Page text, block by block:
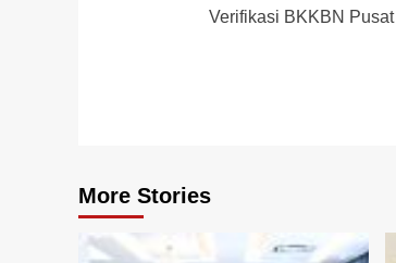
Verifikasi BKKBN Pusat
More Stories